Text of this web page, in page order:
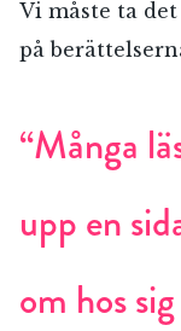
Vi måste ta
på
“Många
upp en
om hos